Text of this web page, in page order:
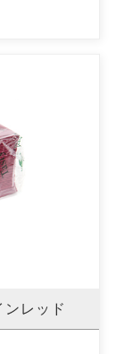
ンレッド